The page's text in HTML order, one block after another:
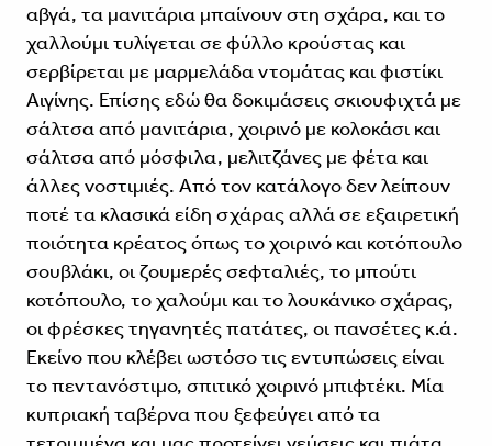
αβγά, τα μανιτάρια μπαίνουν στη σχάρα, και το
χαλλούμι τυλίγεται σε φύλλο κρούστας και
σερβίρεται με μαρμελάδα ντομάτας και φιστίκι
Αιγίνης. Επίσης εδώ θα δοκιμάσεις σκιουφιχτά με
σάλτσα από μανιτάρια, χοιρινό με κολοκάσι και
σάλτσα από μόσφιλα, μελιτζάνες με φέτα και
άλλες νοστιμιές. Από τον κατάλογο δεν λείπουν
ποτέ τα κλασικά είδη σχάρας αλλά σε εξαιρετική
ποιότητα κρέατος όπως το χοιρινό και κοτόπουλο
σουβλάκι, οι ζουμερές σεφταλιές, το μπούτι
κοτόπουλο, το χαλούμι και το λουκάνικο σχάρας,
οι φρέσκες τηγανητές πατάτες, οι παν­σέτες κ.ά.
Εκείνο που κλέβει ωστόσο τις εντυ­πώσεις είναι
το πεντανόστιμο, σπιτικό χοιρινό μπιφτέκι. Μία
κυπριακή ταβέρνα που ξεφεύγει από τα